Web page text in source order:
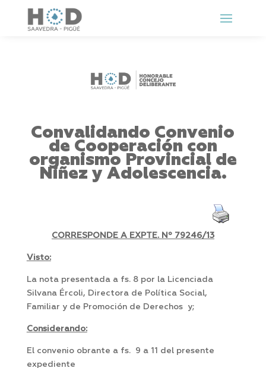
Convalidando Convenio
de Cooperación con
organismo Provincial de
Niñez y Adolescencia.
CORRESPONDE A EXPTE. Nº 79246/13
Visto:
La nota presentada a fs. 8 por la Licenciada
Silvana Ércoli, Directora de Política Social,
Familiar y de Promoción de Derechos y;
Considerando:
El convenio obrante a fs. 9 a 11 del presente
expediente